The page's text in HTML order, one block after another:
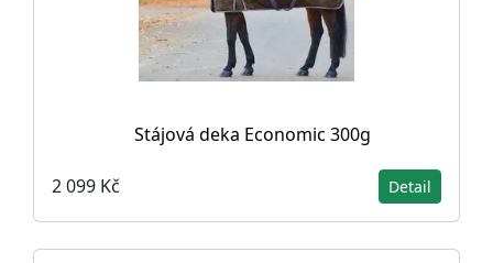
Stájová deka Economic 300g
2 099 Kč Detail